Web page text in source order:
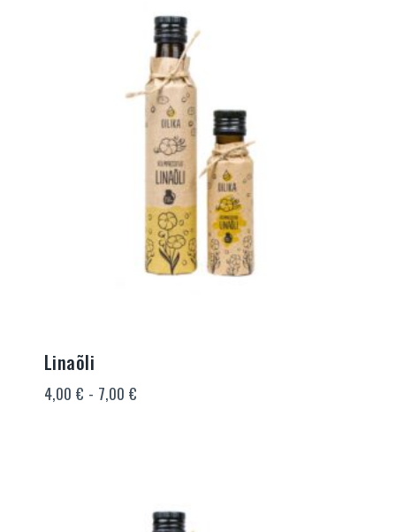
Linaõli
4,00€ - 7,00 €